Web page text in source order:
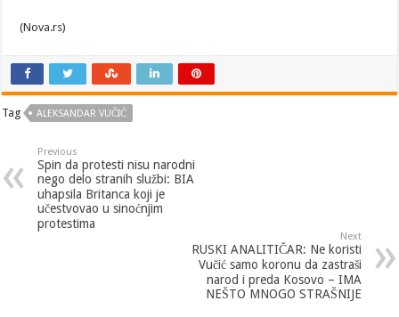
(Nova.rs)
Tag ALEKSANDAR VUČIĆ
Previous
Spin da protesti nisu narodni
nego delo stranih službi: BIA
uhapsila Britanca koji je
učestvovao u sinoćnjim
protestima
Next
RUSKI ANALITIČAR: Ne koristi
Vučić samo koronu da zastraši
narod i preda Kosovo – IMA
NEŠTO MNOGO STRAŠNIJE